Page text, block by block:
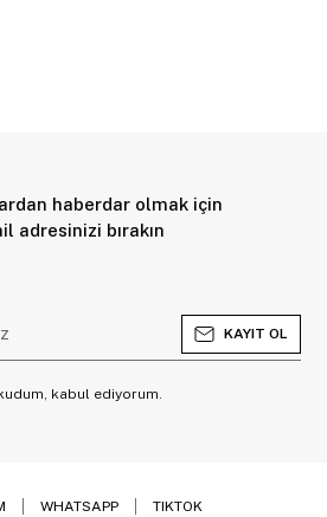
haberdar olmak için
adresinizi bırakın
KAYIT OL
kabul ediyorum.
WHATSAPP TIKTOK